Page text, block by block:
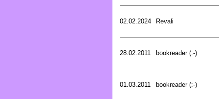
02.02.2024 Revali
28.02.2011 bookreader (:-)
01.03.2011 bookreader (:-)